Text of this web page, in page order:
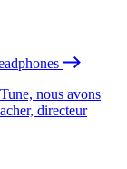
nous avons
directeur